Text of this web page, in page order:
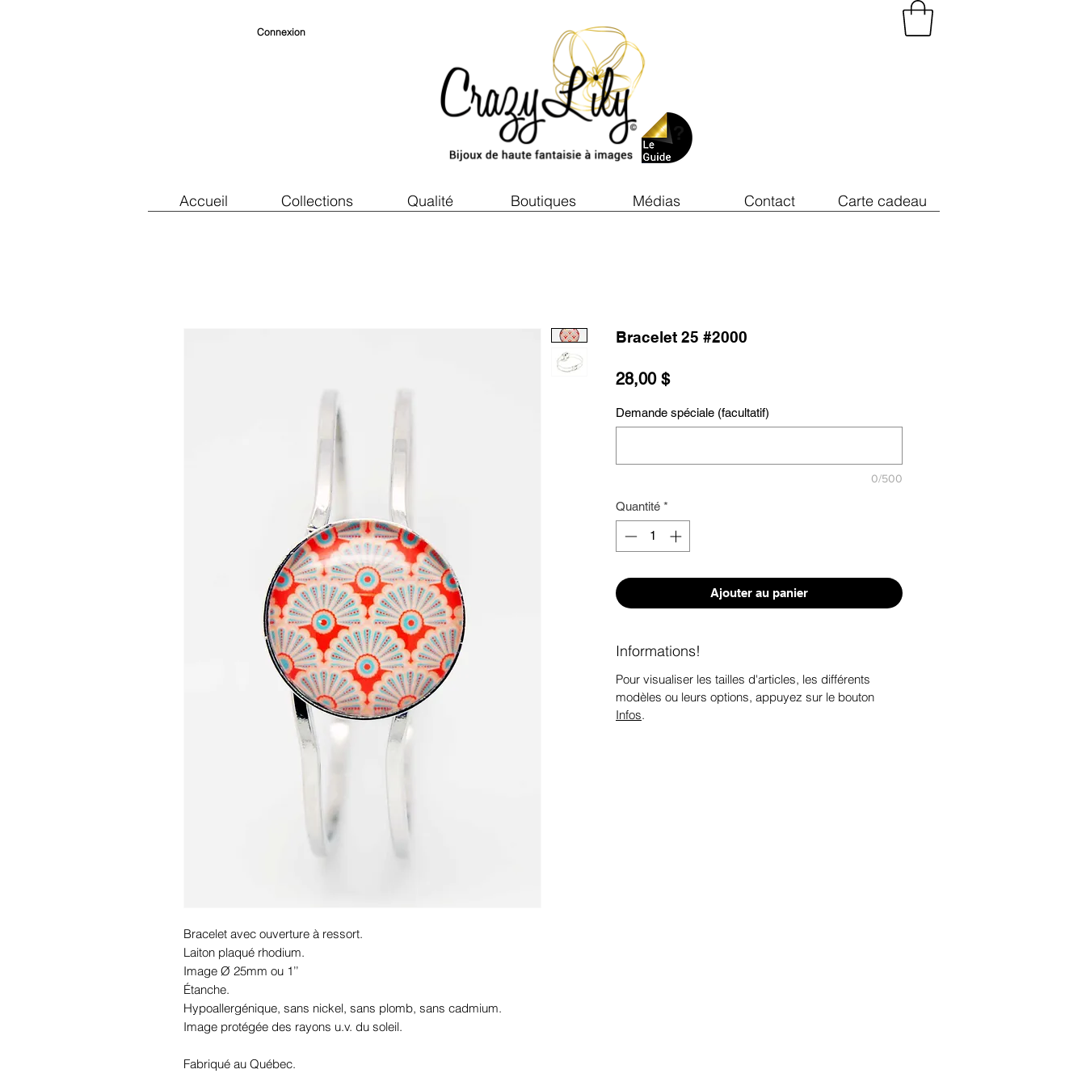
Accueil Collections Qualité Boutiques Médias Contact Carte cadeau
Connexion
Bracelet avec ouverture à ressort.
Laiton plaqué rhodium.
Image Ø 25mm ou 1’’
Étanche.
Hypoallergénique, sans nickel, sans plomb, sans cadmium.
Image protégée des rayons u.v. du soleil.
Fabriqué au Québec.
Bracelet 25 #2000
28,00 $Prix
Demande spéciale (facultatif)
0/500
Quantité *
Ajouter au panier
Informations!
Pour visualiser les tailles d'articles, les différents
modèles ou leurs options, appuyez sur le bouton
Infos.